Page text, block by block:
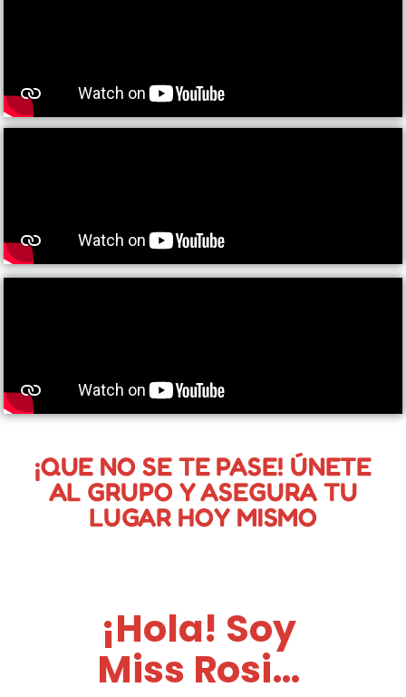
¡QUE NO SE TE PASE! ÚNETE
AL GRUPO Y ASEGURA TU
LUGAR HOY MISMO
¡Hola! Soy
Miss Rosi…